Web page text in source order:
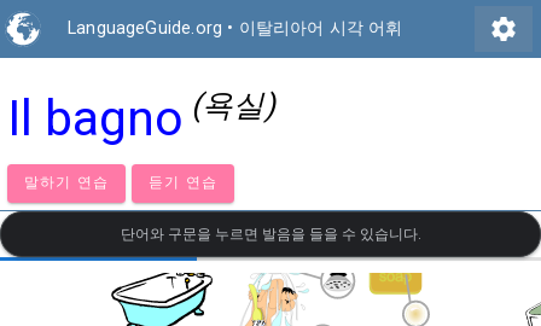
LanguageGuide.org • 이탈리아어 시각 어휘 settings
Il bagno (욕실)
말하기 연습 듣기 연습
단어와 구문을 누르면 발음을 들을 수 있습니다.